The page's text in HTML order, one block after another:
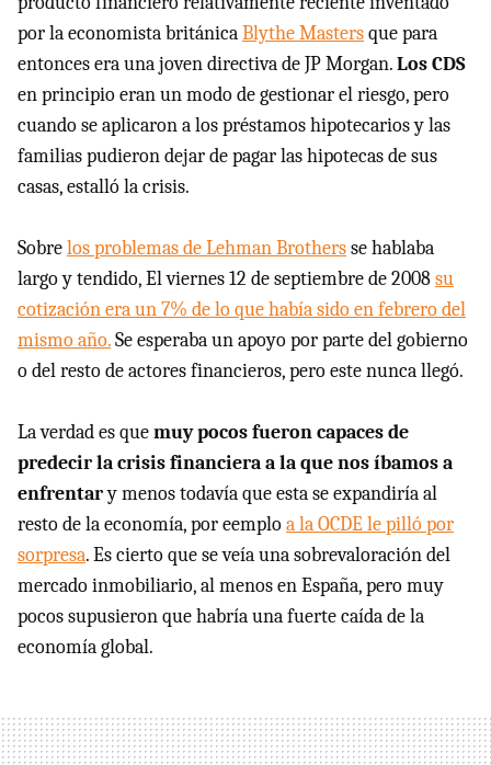
por la economista británicaBlythe Mastersque para
entonces era una joven directiva de JP Morgan.Los CDS
en principio eran un modo de gestionar el riesgo, pero
cuando se aplicaron a los préstamos hipotecarios y las
familias pudieron dejar de pagar las hipotecas de sus
casas, estalló la crisis.
Sobrelos problemas de Lehman Brothersse hablaba
largo y tendido, El viernes 12 de septiembre de 2008su
cotización era un 7% de lo que había sido en febrero del
mismo año.Se esperaba un apoyo por parte del gobierno
o del resto de actores financieros, pero este nunca llegó.
La verdad es quemuy pocos fueron capaces de
predecir la crisis financiera a la que nos íbamos a
enfrentary menos todavía que esta se expandiría al
resto de la economía, por eemploa la OCDE le pilló por
sorpresa. Es cierto que se veía una sobrevaloración del
mercado inmobiliario, al menos en España, pero muy
pocos supusieron que habría una fuerte caída de la
economía global.